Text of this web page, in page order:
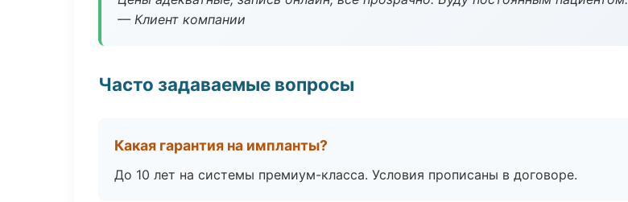
— Клиент компании
Часто задаваемые вопросы
Какая гарантия на импланты?
До 10 лет на системы премиум-класса. Условия прописаны в договоре.